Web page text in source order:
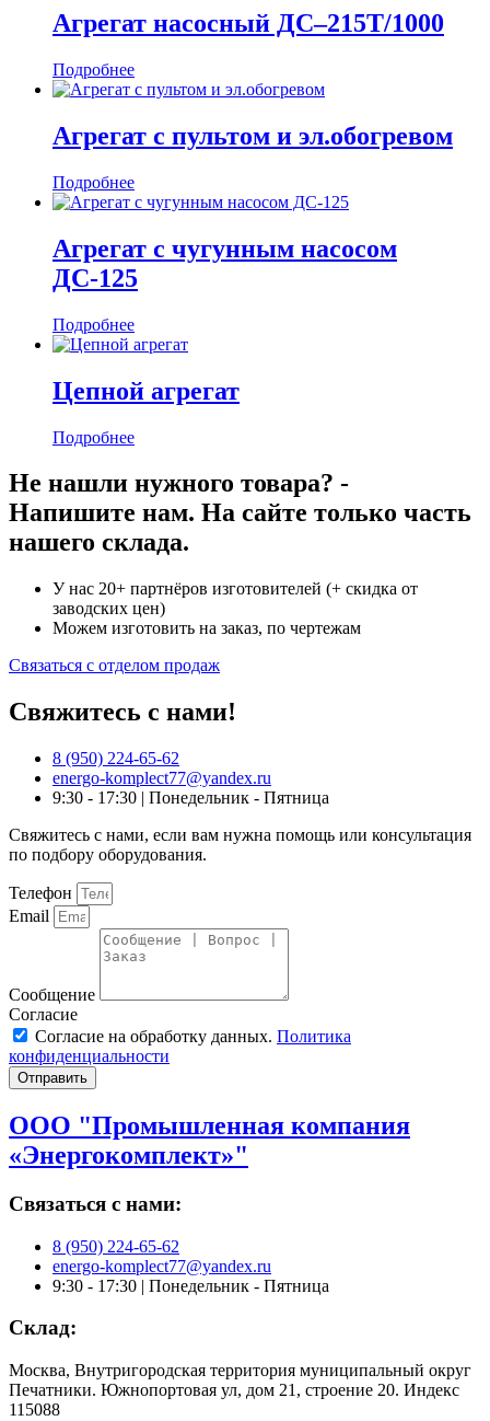
Агрегат насосный ДС–215Т/1000
Подробнее
Агрегат с пультом и эл.обогревом
Подробнее
Агрегат с чугунным насосом
ДС-125
Подробнее
Цепной агрегат
Подробнее
Не нашли нужного товара? -
Напишите нам. На сайте только часть
нашего склада.
У нас 20+ партнёров изготовителей (+ скидка от
заводских цен)
Можем изготовить на заказ, по чертежам
Связаться с отделом продаж
Свяжитесь с нами!
8 (950) 224-65-62
energo-komplect77@yandex.ru
9:30 - 17:30 | Понедельник - Пятница
Свяжитесь с нами, если вам нужна помощь или консультация
по подбору оборудования.
Телефон
Email
Сообщение
Согласие
Согласие на обработку данных. Политика
конфиденциальности
Отправить
ООО "Промышленная компания
«Энергокомплект»"
Связаться с нами:
8 (950) 224-65-62
energo-komplect77@yandex.ru
9:30 - 17:30 | Понедельник - Пятница
Склад:
Москва, Внутригородская территория муниципальный округ
Печатники. Южнопортовая ул, дом 21, строение 20. Индекс
115088